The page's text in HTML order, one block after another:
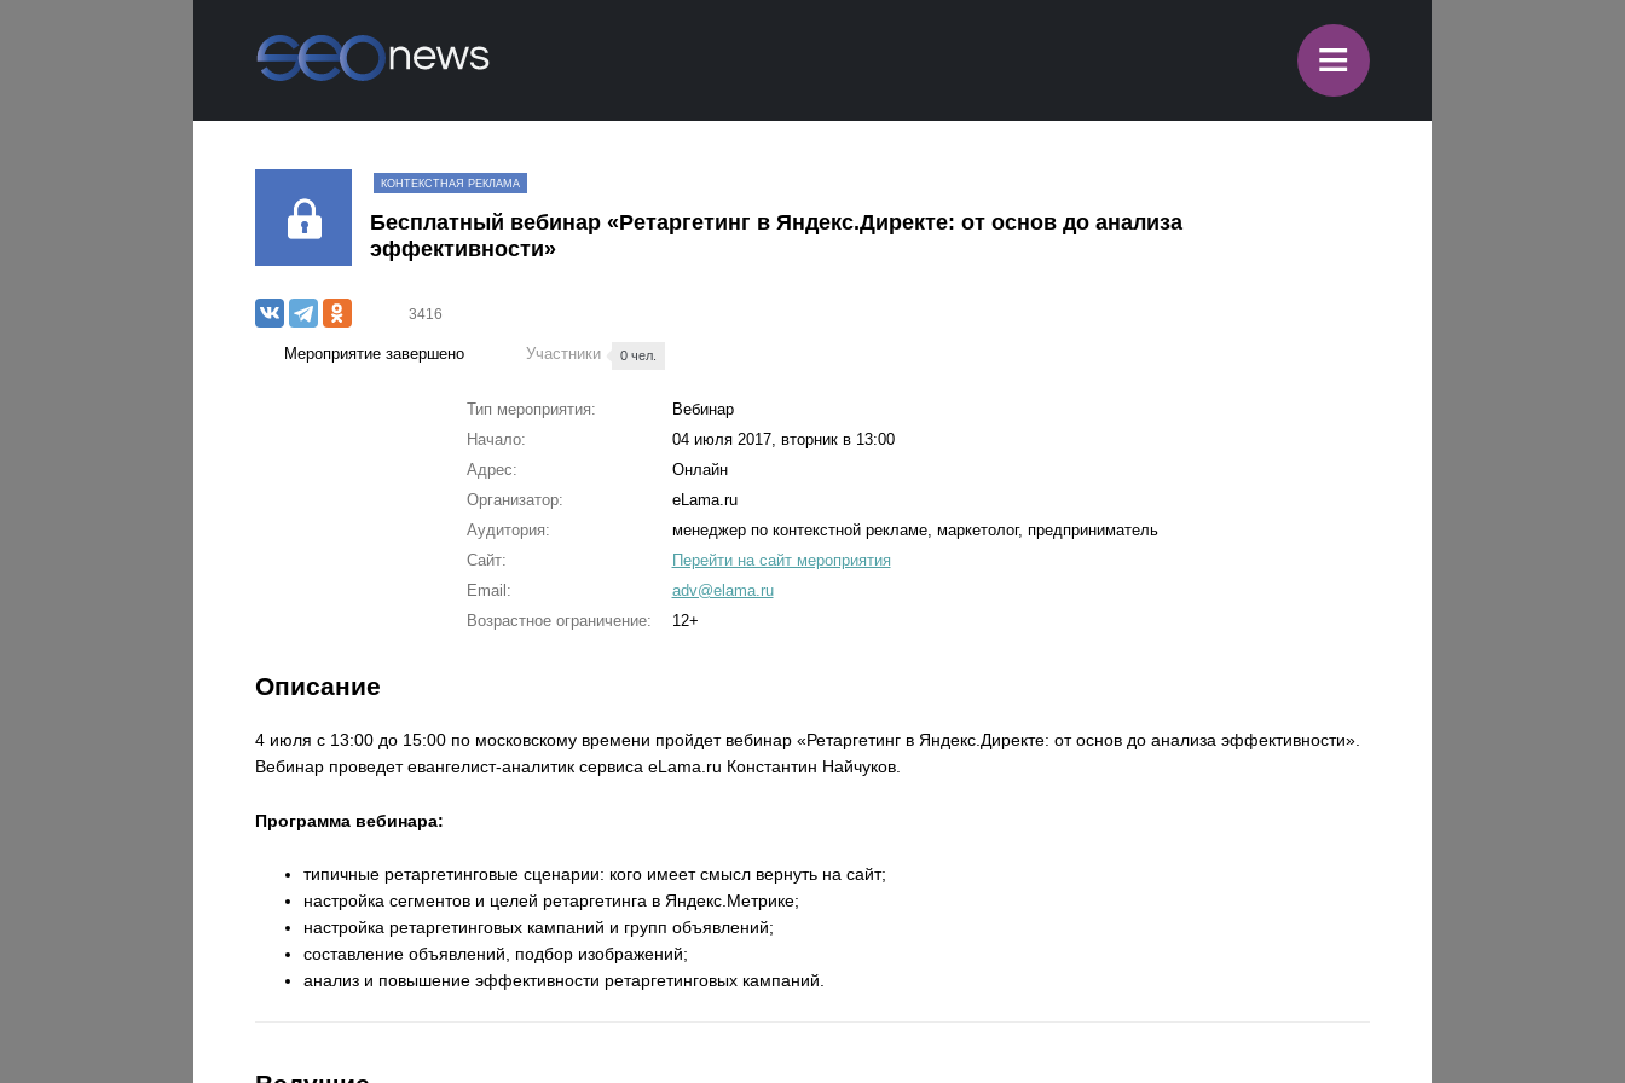
≡
КОНТЕКСТНАЯ РЕКЛАМА
Бесплатный вебинар «Ретаргетинг в Яндекс.Директе: от основ до анализа
эффективности»
3416
Мероприятие завершено Участники 0 чел.
Тип мероприятия:
Вебинар
Начало:
04 июля 2017, вторник в 13:00
Адрес:
Онлайн
Организатор:
eLama.ru
Аудитория:
менеджер по контекстной рекламе, маркетолог, предприниматель
Сайт:
Перейти на сайт мероприятия
Email:
adv@elama.ru
Возрастное ограничение:
12+
Описание
4 июля с 13:00 до 15:00 по московскому времени пройдет вебинар «Ретаргетинг в Яндекс.Директе: от основ до анализа эффективности».
Вебинар проведет евангелист-аналитик сервиса eLama.ru Константин Найчуков.
Программа вебинара:
типичные ретаргетинговые сценарии: кого имеет смысл вернуть на сайт;
настройка сегментов и целей ретаргетинга в Яндекс.Метрике;
настройка ретаргетинговых кампаний и групп объявлений;
составление объявлений, подбор изображений;
анализ и повышение эффективности ретаргетинговых кампаний.